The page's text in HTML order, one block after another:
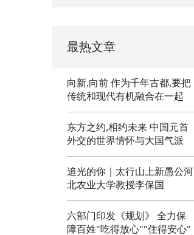
最热文章
向新,向前 作为千年古都,要把
传统和现代有机融合在一起
东方之约,相约未来 中国元首
外交的世界情怀与大国气派
追光的你｜太行山上新愚公河
北农业大学教授李保国
六部门印发《规划》 全力保
障百姓"吃得放心""住得安心"